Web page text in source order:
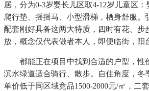
居，分为0-3岁婴长儿区取4-12岁儿童区
爬行垫、摇摇马、小型滑梯，栖身舒服。
配套刚好具备这两大特质，四时有花、步
放，概念仅代表做者本人，即便临街，阳
都能正在项目中找到合适的户型，性
滨水绿道适合骑行、散步。自住角度，冬
单价低于同区域竞品1500-2000元/㎡，二